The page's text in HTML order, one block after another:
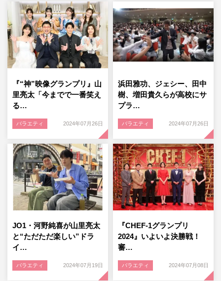
『“神”映像グランプリ』山
里亮太「今までで一番笑え
る…
バラエティ 2024年07月26日
浜田雅功、ジェシー、田中
樹、増田貴久らが高校にサ
プラ…
バラエティ 2024年07月26日
JO1・河野純喜が山里亮太
と“ただただ楽しい”ドラ
イ…
バラエティ 2024年07月19日
『CHEF-1グランプリ
2024』いよいよ決勝戦！
審…
バラエティ 2024年07月08日